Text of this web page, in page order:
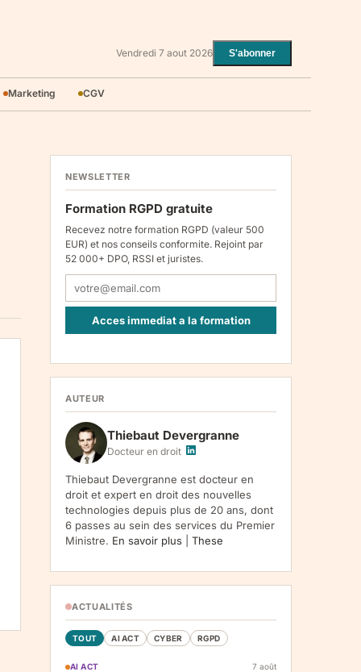
Vendredi 7 aout 2026 S'abonner
Marketing CGV
NEWSLETTER
Formation RGPD gratuite
Recevez notre formation RGPD (valeur 500
EUR) et nos conseils conformite. Rejoint par
52 000+ DPO, RSSI et juristes.
Acces immediat a la formation
1107, Vilnius, LT-05120, Lituanie. Finalite :
inscription a la newsletter et reception de nos
(art. 6.1.a RGPD). Destinataires : le
responsable du traitement, AWS
(hebergement), Amazon SES (envoi des
emails). Conservation : jusqu'a desinscription.
Droits : acces, rectification, effacement,
limitation, opposition, portabilite -- exercez
vos droits via notre . Reclamation :.
AUTEUR
Thiebaut Devergranne
Docteur en droit
Thiebaut Devergranne est docteur en
droit et expert en droit des nouvelles
technologies depuis plus de 20 ans, dont
6 passes au sein des services du Premier
Ministre. En savoir plus These
ACTUALITÉS
TOUT AI ACT CYBER RGPD
AI ACT 7 août